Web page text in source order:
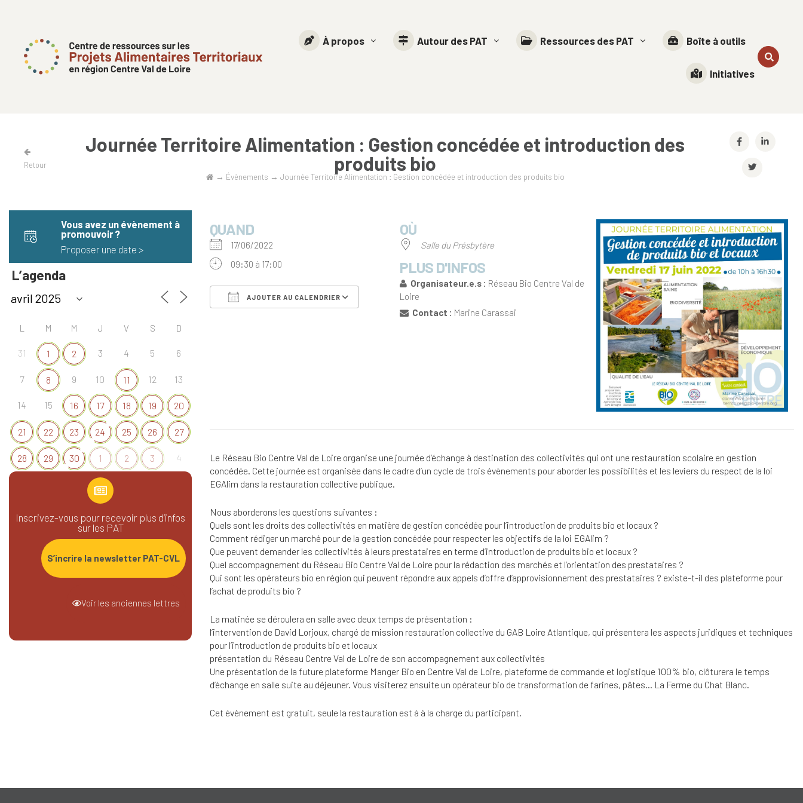
À propos Autour des PAT Ressources des PAT Boîte à outils
Initiatives
Retour
Journée Territoire Alimentation : Gestion concédée et introduction des
produits bio
→ Évènements → Journée Territoire Alimentation : Gestion concédée et introduction des produits bio
QUAND
17/06/2022
09:30 à 17:00
AJOUTER AU CALENDRIER
Calendrier Google iCalendar Office 365
OÙ
Salle du Présbytère
PLUS D'INFOS
Organisateur.e.s : Réseau Bio Centre Val de
Loire
Contact : Marine Carassai
Le Réseau Bio Centre Val de Loire organise une journée d’échange à destination des collectivités qui ont une restauration scolaire en gestion
concédée. Cette journée est organisée dans le cadre d’un cycle de trois évènements pour aborder les possibilités et les leviers du respect de la loi
EGAlim dans la restauration collective publique.
Nous aborderons les questions suivantes :
Quels sont les droits des collectivités en matière de gestion concédée pour l’introduction de produits bio et locaux ?
Comment rédiger un marché pour de la gestion concédée pour respecter les objectifs de la loi EGAlim ?
Que peuvent demander les collectivités à leurs prestataires en terme d’introduction de produits bio et locaux ?
Quel accompagnement du Réseau Bio Centre Val de Loire pour la rédaction des marchés et l’orientation des prestataires ?
Qui sont les opérateurs bio en région qui peuvent répondre aux appels d’offre d’approvisionnement des prestataires ? existe-t-il des plateforme pour
l’achat de produits bio ?
La matinée se déroulera en salle avec deux temps de présentation :
l’intervention de David Lorjoux, chargé de mission restauration collective du GAB Loire Atlantique, qui présentera les aspects juridiques et techniques
pour l’introduction de produits bio et locaux
présentation du Réseau Centre Val de Loire de son accompagnement aux collectivités
Une présentation de la future plateforme Manger Bio en Centre Val de Loire, plateforme de commande et logistique 100% bio, clôturera le temps
d’échange en salle suite au déjeuner. Vous visiterez ensuite un opérateur bio de transformation de farines, pâtes… La Ferme du Chat Blanc.
Cet évènement est gratuit, seule la restauration est à à la charge du participant.
Vous avez un évènement à
promouvoir​ ?
Proposer une date >
L’agenda
L M M J V S D
31 1 2 3 4 5 6
7 8 9 10 11 12 13
14 15 16 17 18 19 20
21 22 23 24 25 26 27
28 29 30 1 2 3 4
Inscrivez-vous pour recevoir plus d’infos
sur les PAT
S’incrire la newsletter PAT-CVL
Voir les anciennes lettres